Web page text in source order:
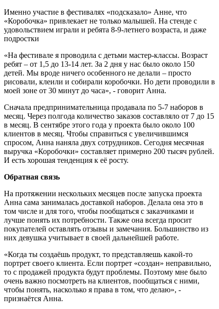
Именно участие в фестивалях «подсказало» Анне, что
«Коробочка» привлекает не только малышей. На стенде с
удовольствием играли и ребята 8-9-летнего возраста, и даже
подростки
«На фестивале я проводила с детьми мастер-классы. Возраст
ребят – от 1,5 до 13-14 лет. За 2 дня у нас было около 150
детей. Мы вроде ничего особенного не делали – просто
рисовали, клеили и собирали коробочки. Но дети проводили в
моей зоне от 30 минут до часа», - говорит Анна.
Сначала предпринимательница продавала по 5-7 наборов в
месяц. Через полгода количество заказов составляло от 7 до 15
в месяц. В сентябре этого года у проекта было около 100
клиентов в месяц. Чтобы справиться с увеличившимся
спросом, Анна наняла двух сотрудников. Сегодня месячная
выручка «Коробочки» составляет примерно 200 тысяч рублей.
И есть хорошая тенденция к её росту.
Обратная связь
На протяжении нескольких месяцев после запуска проекта
Анна сама занималась доставкой наборов. Делала она это в
том числе и для того, чтобы пообщаться с заказчиками и
лучше понять их потребности. Также она всегда просит
покупателей оставлять отзывы и замечания. Большинство из
них девушка учитывает в своей дальнейшей работе.
«Когда ты создаёшь продукт, то представляешь какой-то
портрет своего клиента. Если портрет «создан» неправильно,
то с продажей продукта будут проблемы. Поэтому мне было
очень важно посмотреть на клиентов, пообщаться с ними,
чтобы понять, насколько я права в том, что делаю», -
признаётся Анна.